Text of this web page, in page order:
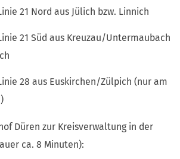
21 Nord aus Jülich bzw. Linnich
21 Süd aus Kreuzau/Untermaubach
28 aus Euskirchen/Zülpich (nur am
Düren zur Kreisverwaltung in der
ca. 8 Minuten):